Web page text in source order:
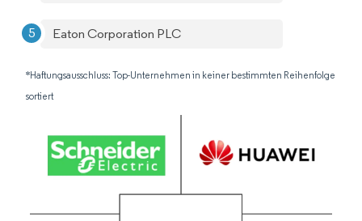
Eaton Corporation PLC
*Haftungsausschluss: Top-Unternehmen in keiner bestimmten Reihenfolge
sortiert